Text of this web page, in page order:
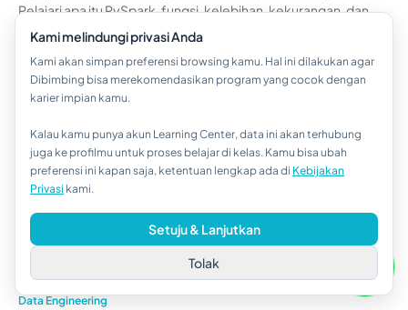
Contoh
Pelajari apa itu PySpark, fungsi, kelebihan, kekurangan, dan
contoh penggunaannya untuk pengolahan data besar dengan
cepat dan efisien di s...read more ....
Data Engineering
Irhan Hisyam Dwi Nugroho
19/02/2026
Analisis Regresi Pemula: Kapan Dipakai dan
Contohnya
Pelajari analisis regresi untuk pemula, mulai dari kapan
digunakan, cara membaca dan interpretasi output, hingga
contoh kasus bisnis yang m...read more ....
Data Engineering
15 Dataset untuk Project Data Engineering Pemula
Temukan 15 dataset untuk project data engineering, mulai dari
pemula hingga lanjutan. Cocok untuk latihan pipeline data, ETL,
dan analisis ...read more ....
Data Engineering
Hi!👋
Kalau kamu butuh bantuan,
Kami melindungi privasi Anda
Kami akan simpan preferensi browsing kamu. Hal ini dilakukan agar
Dibimbing bisa merekomendasikan program yang cocok dengan
karier impian kamu.
Kalau kamu punya akun Learning Center, data ini akan terhubung
juga ke profilmu untuk proses belajar di kelas. Kamu bisa ubah
preferensi ini kapan saja, ketentuan lengkap ada di Kebijakan
Privasi kami.
Tolak
Setuju & Lanjutkan